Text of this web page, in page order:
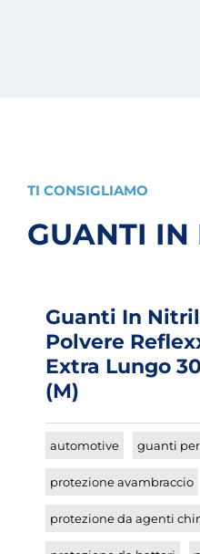
TI CONSIGLIAMO
GUANTI IN
Guanti In
Polvere
Extra Lungo
(M)
automotive guanti
protezione avambraccio
protezione da agenti